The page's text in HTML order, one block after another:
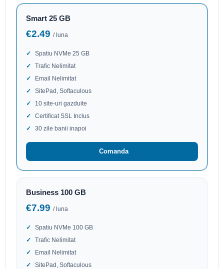
Smart 25 GB
€2.49 / luna
Spatiu NVMe 25 GB
Trafic Nelimitat
Email Nelimitat
SitePad, Softaculous
10 site-uri gazduite
Certificat SSL Inclus
30 zile banii inapoi
Comanda
Business 100 GB
€7.99 / luna
Spatiu NVMe 100 GB
Trafic Nelimitat
Email Nelimitat
SitePad, Softaculous